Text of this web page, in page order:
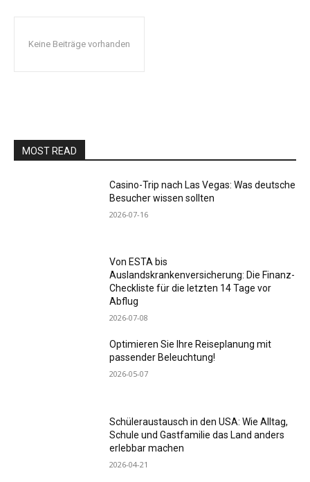
Keine Beiträge vorhanden
MOST READ
Casino-Trip nach Las Vegas: Was deutsche
Besucher wissen sollten
2026-07-16
Von ESTA bis
Auslandskrankenversicherung: Die Finanz-
Checkliste für die letzten 14 Tage vor
Abflug
2026-07-08
Optimieren Sie Ihre Reiseplanung mit
passender Beleuchtung!
2026-05-07
Schüleraustausch in den USA: Wie Alltag,
Schule und Gastfamilie das Land anders
erlebbar machen
2026-04-21